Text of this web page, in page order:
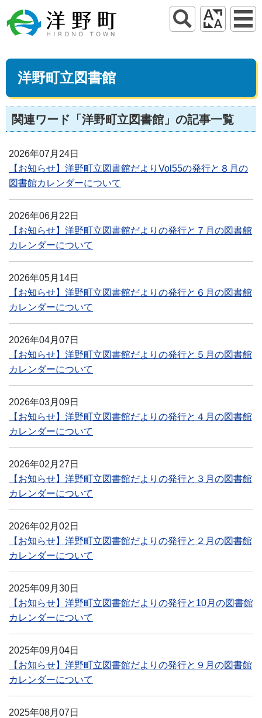
洋野町立図書館
関連ワード「洋野町立図書館」の記事一覧
2026年07月24日
【お知らせ】洋野町立図書館だよりVol55の発行と８月の
図書館カレンダーについて
2026年06月22日
【お知らせ】洋野町立図書館だよりの発行と７月の図書館
カレンダーについて
2026年05月14日
【お知らせ】洋野町立図書館だよりの発行と６月の図書館
カレンダーについて
2026年04月07日
【お知らせ】洋野町立図書館だよりの発行と５月の図書館
カレンダーについて
2026年03月09日
【お知らせ】洋野町立図書館だよりの発行と４月の図書館
カレンダーについて
2026年02月27日
【お知らせ】洋野町立図書館だよりの発行と３月の図書館
カレンダーについて
2026年02月02日
【お知らせ】洋野町立図書館だよりの発行と２月の図書館
カレンダーについて
2025年09月30日
【お知らせ】洋野町立図書館だよりの発行と10月の図書館
カレンダーについて
2025年09月04日
【お知らせ】洋野町立図書館だよりの発行と９月の図書館
カレンダーについて
2025年08月07日